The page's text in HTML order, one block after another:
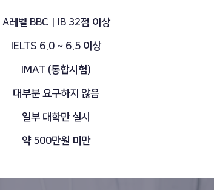
A레벨 BBC｜IB 32점 이상
IELTS 6.0 ~ 6.5 이상
IMAT (통합시험)
대부분 요구하지 않음
일부 대학만 실시
약 500만원 미만